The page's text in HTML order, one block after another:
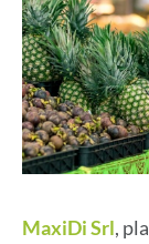
MaxiDi Srl,